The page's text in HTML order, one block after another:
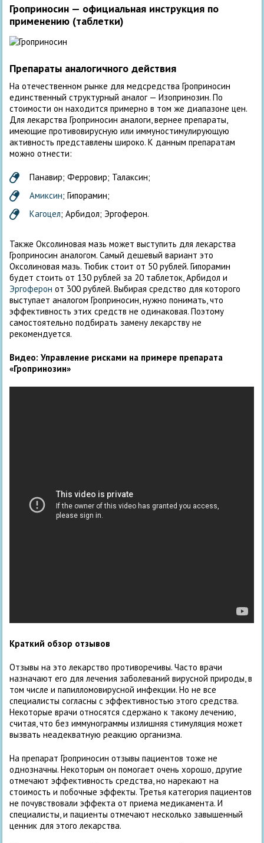
Гроприносин — официальная инструкция по
применению (таблетки)
Препараты аналогичного действия
На отечественном рынке для медсредства Гроприносин
единственный структурный аналог — Изопринозин. По
стоимости он находится примерно в том же диапазоне цен.
Для лекарства Гроприносин аналоги, вернее препараты,
имеющие противовирусную или иммуностимулирующую
активность представлены широко. К данным препаратам
можно отнести:
Панавир; Ферровир; Талаксин;
Амиксин; Гипорамин;
Кагоцел; Арбидол; Эргоферон.
Также Оксолиновая мазь может выступить для лекарства
Гроприносин аналогом. Самый дешевый вариант это
Оксолиновая мазь. Тюбик стоит от 50 рублей. Гипорамин
будет стоить от 130 рублей за 20 таблеток, Арбидол и
Эргоферон от 300 рублей. Выбирая средство для которого
выступает аналогом Гроприносин, нужно понимать, что
эффективность этих средств не одинаковая. Поэтому
самостоятельно подбирать замену лекарству не
рекомендуется.
Видео:Управление рисками на примере препарата
«Гропринозин»
Краткий обзор отзывов
Отзывы на это лекарство противоречивы. Часто врачи
назначают его для лечения заболеваний вирусной природы, в
том числе и папилломовирусной инфекции. Но не все
специалисты согласны с эффективностью этого средства.
Некоторые врачи относятся сдержано к такому лечению,
считая, что без иммунограммы излишняя стимуляция может
вызвать неадекватную реакцию организма.
На препарат Гроприносин отзывы пациентов тоже не
однозначны. Некоторым он помогает очень хорошо, другие
отмечают эффективность средства, но нарекают на
стоимость и побочные эффекты. Третья категория пациентов
не почувствовали эффекта от приема медикамента. И
специалисты, и пациенты отмечают несколько завышенный
ценник для этого лекарства.